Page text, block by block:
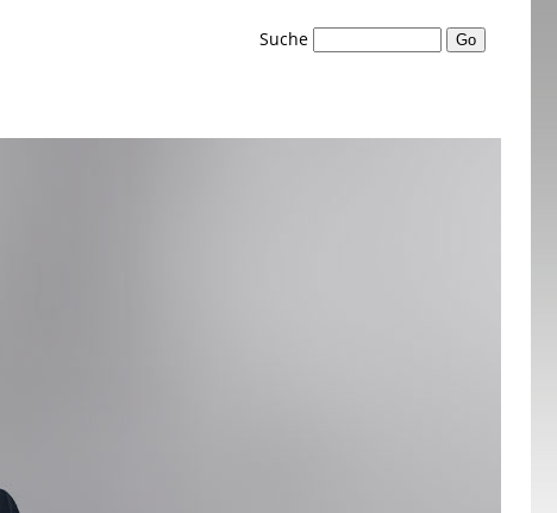
Suche